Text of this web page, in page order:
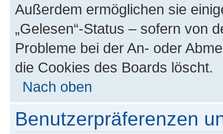
Außerdem ermöglichen sie
„Gelesen“-Status – sofern von
Probleme bei der An- oder
die Cookies des Boards löscht.
Nach oben
Benutzerpräferenzen